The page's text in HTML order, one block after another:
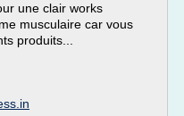
une clair works
musculaire car vous
produits...